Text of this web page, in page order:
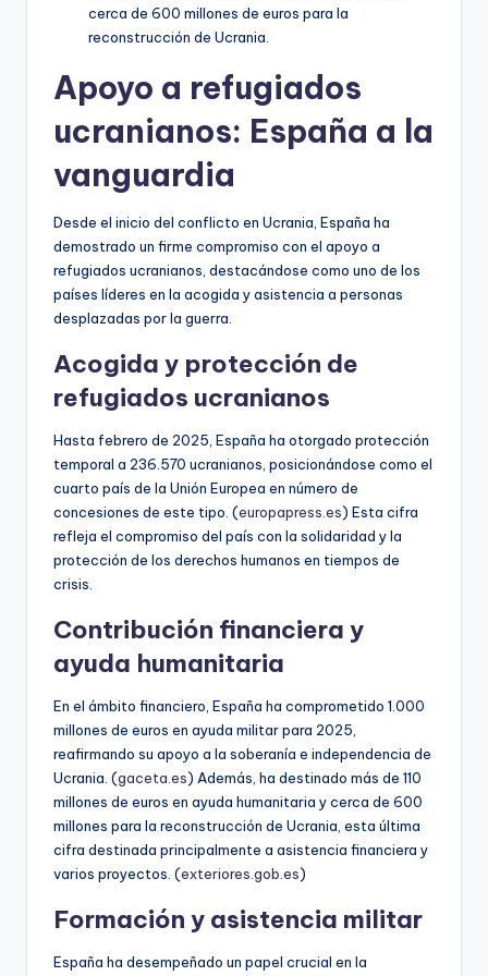
cerca de 600 millones de euros para la
reconstrucción de Ucrania.
Apoyo a refugiados
ucranianos: España a la
vanguardia
Desde el inicio del conflicto en Ucrania, España ha
demostrado un firme compromiso con el apoyo a
refugiados ucranianos, destacándose como uno de los
países líderes en la acogida y asistencia a personas
desplazadas por la guerra.
Acogida y protección de
refugiados ucranianos
Hasta febrero de 2025, España ha otorgado protección
temporal a 236.570 ucranianos, posicionándose como el
cuarto país de la Unión Europea en número de
concesiones de este tipo. (europapress.es) Esta cifra
refleja el compromiso del país con la solidaridad y la
protección de los derechos humanos en tiempos de
crisis.
Contribución financiera y
ayuda humanitaria
En el ámbito financiero, España ha comprometido 1.000
millones de euros en ayuda militar para 2025,
reafirmando su apoyo a la soberanía e independencia de
Ucrania. (gaceta.es) Además, ha destinado más de 110
millones de euros en ayuda humanitaria y cerca de 600
millones para la reconstrucción de Ucrania, esta última
cifra destinada principalmente a asistencia financiera y
varios proyectos. (exteriores.gob.es)
Formación y asistencia militar
España ha desempeñado un papel crucial en la